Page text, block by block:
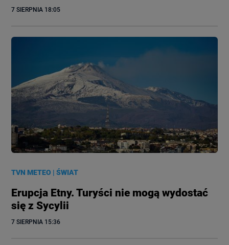
7 SIERPNIA 18:05
TVN METEO |ŚWIAT
Erupcja Etny. Turyści nie mogą wydostać
się z Sycylii
7 SIERPNIA 15:36